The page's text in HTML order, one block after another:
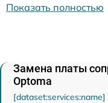
Показать полностью
Замена платы
Optoma